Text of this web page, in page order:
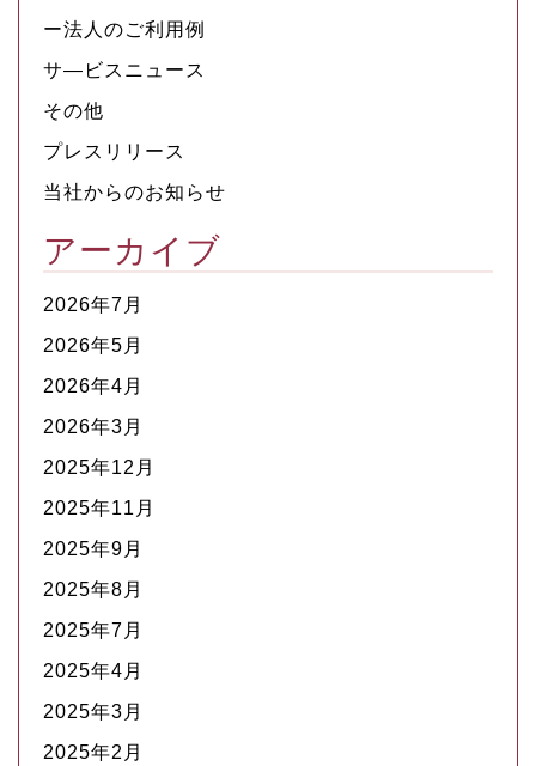
ー法人のご利用例
サ―ビスニュース
その他
プレスリリース
当社からのお知らせ
アーカイブ
2026年7月
2026年5月
2026年4月
2026年3月
2025年12月
2025年11月
2025年9月
2025年8月
2025年7月
2025年4月
2025年3月
2025年2月